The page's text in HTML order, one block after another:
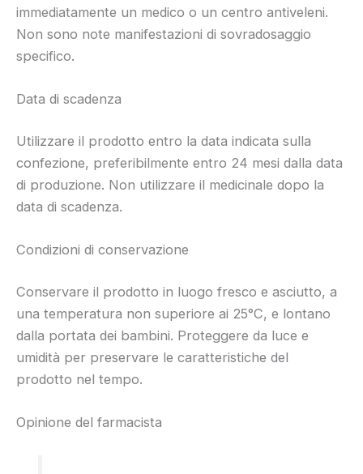
immediatamente un medico o un centro antiveleni.
Non sono note manifestazioni di sovradosaggio
specifico.
Data di scadenza
Utilizzare il prodotto entro la data indicata sulla
confezione, preferibilmente entro 24 mesi dalla data
di produzione. Non utilizzare il medicinale dopo la
data di scadenza.
Condizioni di conservazione
Conservare il prodotto in luogo fresco e asciutto, a
una temperatura non superiore ai 25°C, e lontano
dalla portata dei bambini. Proteggere da luce e
umidità per preservare le caratteristiche del
prodotto nel tempo.
Opinione del farmacista